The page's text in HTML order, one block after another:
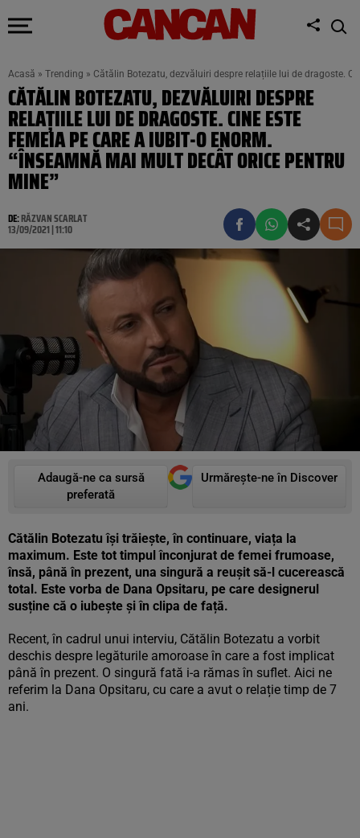
Acasă » Trending » Cătălin Botezatu, dezvăluiri despre relațiile lui de dragoste.
CĂTĂLIN BOTEZATU, DEZVĂLUIRI DESPRE
RELAȚIILE LUI DE DRAGOSTE. CINE ESTE
FEMEIA PE CARE A IUBIT-O ENORM.
“ÎNSEAMNĂ MAI MULT DECÂT ORICE PENTRU
MINE”
DE:RĂZVAN SCARLAT
13/09/2021 | 11:10
Adaugă-ne ca sursă
preferată
Urmărește-ne în Discover
Cătălin Botezatu își trăiește, în continuare, viața la
maximum. Este tot timpul înconjurat de femei frumoase,
însă, până în prezent, una singură a reușit să-l cucerească
total. Este vorba de Dana Opsitaru, pe care designerul
susține că o iubește și în clipa de față.
Recent, în cadrul unui interviu, Cătălin Botezatu a vorbit
deschis despre legăturile amoroase în care a fost implicat
până în prezent. O singură fată i-a rămas în suflet. Aici ne
referim la Dana Opsitaru, cu care a avut o relație timp de 7
ani.